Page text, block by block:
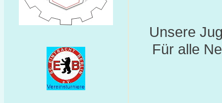
Unsere
Für alle